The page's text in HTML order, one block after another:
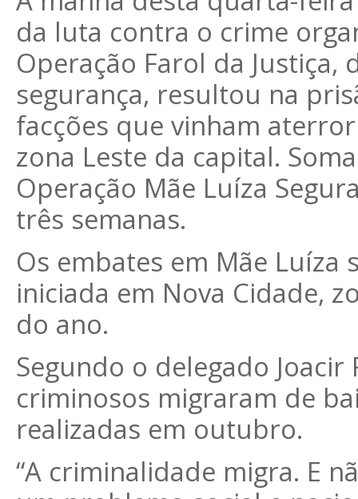
da luta contra o crime
Operação Farol da
segurança, resultou na
facções que vinham
zona Leste da capital.
Operação Mãe Luíza
três semanas.
Os embates em Mãe Luíza
iniciada em Nova Cidade,
do ano.
Segundo o delegado
criminosos migraram de
realizadas em outubro.
“A criminalidade migra. E